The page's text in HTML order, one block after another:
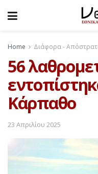
Home Διάφορα -
56
Κάρπαθο
23 Απριλίου 2025